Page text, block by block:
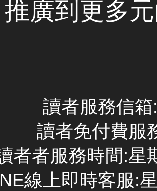
推廣到更多
讀者服務信
讀者免付費服
者者服務時間:星
線上即時客服: